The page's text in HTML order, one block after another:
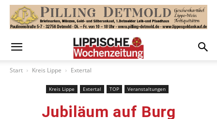
Start Kreis Lippe Extertal
Kreis Lippe Extertal TOP Veranstaltungen
Jubiläum auf Burg